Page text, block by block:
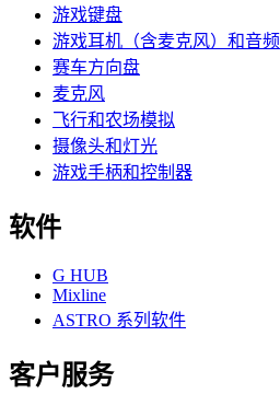
游戏键盘
游戏耳机（含麦克风）和音频
赛车方向盘
麦克风
飞行和农场模拟
摄像头和灯光
游戏手柄和控制器
软件
G HUB
Mixline
ASTRO 系列软件
客户服务